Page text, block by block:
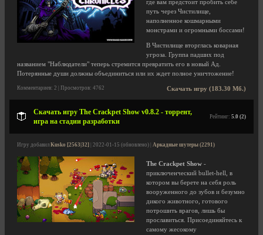
где вам предстоит пробить себе
путь через Чистилище,
наполненное кошмарными
монстрами и огромными боссами!
В Чистилище вторглась коварная
угроза. Группа падших под
названием "Наблюдатели" теперь стремится превратить его в новый Ад.
Потерянные души должны объединиться или их ждет полное уничтожение!
Скачать игру (183.30 Мб.)
Комментариев: 2 | Просмотров: 4762
Скачать игру The Crackpet Show v0.8.2 - торрент,
игра на стадии разработки
Рейтинг: 5.0 (2)
Игру добавил Kusko [2563|32] | 2022-01-15 (обновлено) | Аркадные шутеры (2291)
The Crackpet Show -
приключенческий bullet-hell, в
котором вы берете на себя роль
вооруженного до зубов и безумно
дикого животного, готового
потрошить врагов, лишь бы
прославиться. Присоединяйтесь к
самому жесокому